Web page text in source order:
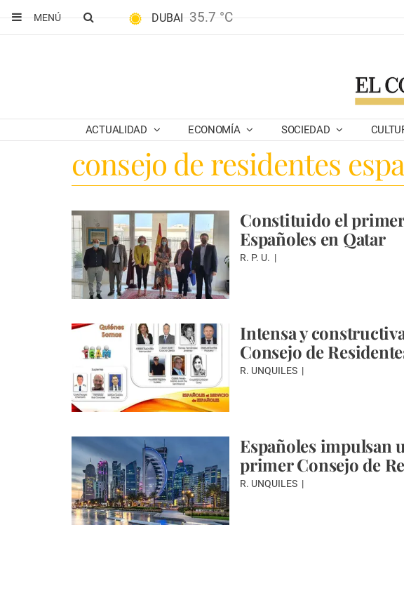
MENÚ
DUBAI 35.7 °C
ACTUALIDAD ECONOMÍA SOCIEDAD
consejo de residentes
Constituido el
Españoles en Qatar
R. P. U.
Intensa y
Consejo de
R. UNQUILES
Españoles impulsan
primer Consejo de
R. UNQUILES